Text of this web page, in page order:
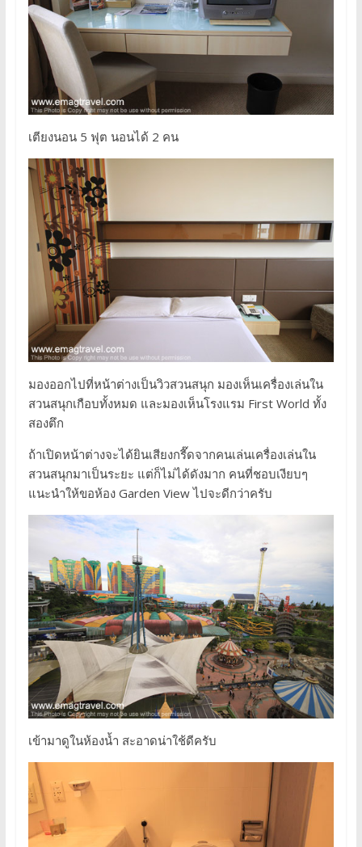
เตียงนอน 5 ฟุต นอนได้ 2 คน
มองออกไปที่หน้าต่างเป็นวิวสวนสนุก มองเห็นเครื่องเล่นใน
สวนสนุกเกือบทั้งหมด และมองเห็นโรงแรม First World ทั้ง
สองตึก
ถ้าเปิดหน้าต่างจะได้ยินเสียงกรี๊ดจากคนเล่นเครื่องเล่นใน
สวนสนุกมาเป็นระยะ แต่ก็ไม่ได้ดังมาก คนที่ชอบเงียบๆ
แนะนำให้ขอห้อง Garden View ไปจะดีกว่าครับ
เข้ามาดูในห้องน้ำ สะอาดน่าใช้ดีครับ